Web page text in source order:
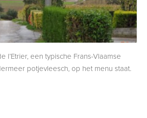
l’Etrier, een typische Frans-Vlaamse
potjevleesch, op het menu staat.